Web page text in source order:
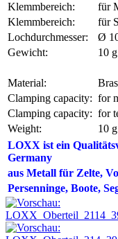
Klemmbereich:
für
Klemmbereich:
für
Lochdurchmesser:
Ø
Gewicht:
10 g
Material:
Clamping capacity: for
Clamping capacity: for
Weight:
10 g
LOXX ist ein
Germany
aus Metall für Zelte,
Persenninge, Boote,